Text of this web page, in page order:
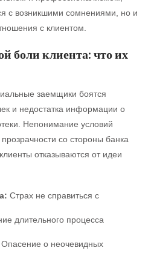
с возникшими сомнениями, но и
с клиентом.
боли клиента: что их
заемщики боятся
и недостатка информации о
Непонимание условий
со стороны банка
отказываются от идеи
Страх не справиться с
длительного процесса
Опасение о неочевидных